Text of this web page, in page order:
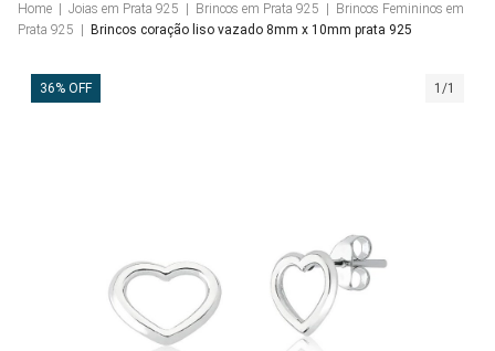
Home Joias em Prata 925 Brincos em Prata 925
Brincos Femininos em
Prata 925
Brincos coração liso vazado 8mm x 10mm prata 925
36% OFF 1/1